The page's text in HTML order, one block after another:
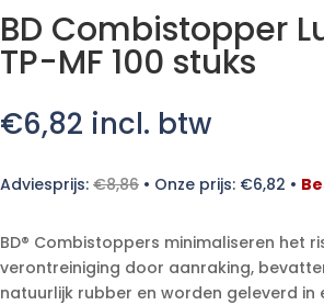
BD Combistopper
TP-MF 100 stuks
€6,82 incl. btw
Adviesprijs: €8,86 • Onze prijs: €6,82 •
BD® Combistoppers minimaliseren het
verontreiniging door aanraking,
natuurlijk rubber en worden geleverd in